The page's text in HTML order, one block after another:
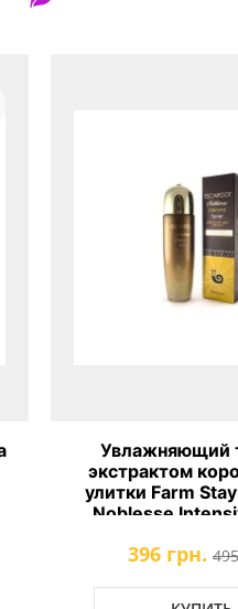
Увлажняющий
экстрактом
улитки Farm
Noblesse
396 грн.